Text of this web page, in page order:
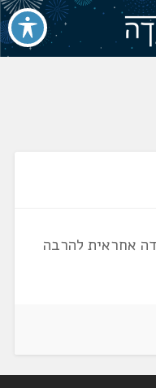
אחראית להרבה